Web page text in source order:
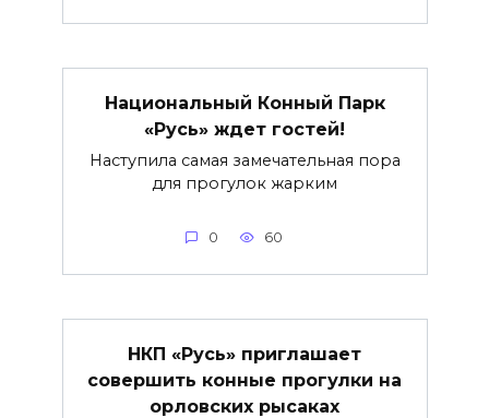
Национальный Конный Парк
«Русь» ждет гостей!
Наступила самая замечательная пора
для прогулок жарким
0 60
НКП «Русь» приглашает
совершить конные прогулки на
орловских рысаках